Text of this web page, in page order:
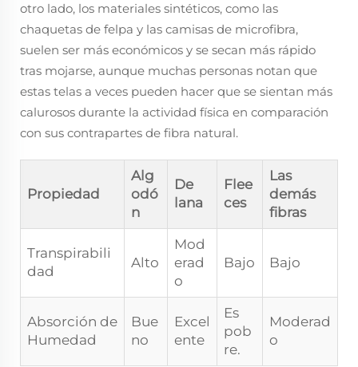
otro lado, los materiales sintéticos, como las
chaquetas de felpa y las camisas de microfibra,
suelen ser más económicos y se secan más rápido
tras mojarse, aunque muchas personas notan que
estas telas a veces pueden hacer que se sientan más
calurosos durante la actividad física en comparación
con sus contrapartes de fibra natural.
Propiedad
Alg
odó
n
De
lana
Flee
ces
Las
demás
fibras
Transpirabili
dad
Alto
Mod
erad
o
Bajo Bajo
Absorción de
Humedad
Bue
no
Excel
ente
Es
pob
re.
Moderad
o